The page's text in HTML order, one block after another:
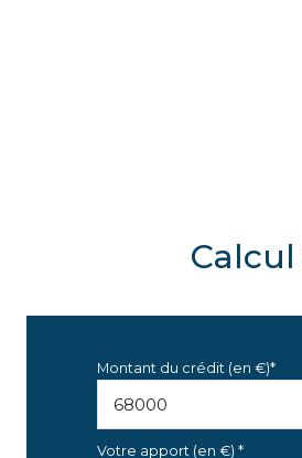
Montant du crédit (en €)*
Votre apport (en €) *